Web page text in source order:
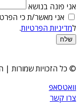
אני פונה בנושא
אני מאשר/ת כי
למדיניות הפרטיות.
שלח
© כל הזכויות שמורות |
וואטסאפ
צרו קשר